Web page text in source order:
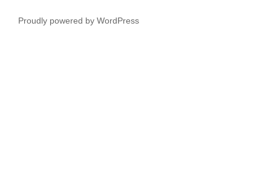
Proudly powered by WordPress